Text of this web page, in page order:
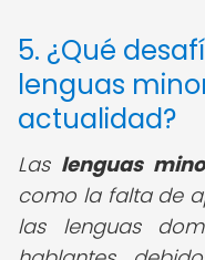
5. ¿Qué
lenguas
actualidad?
Las lenguas
como la falta de
las lenguas